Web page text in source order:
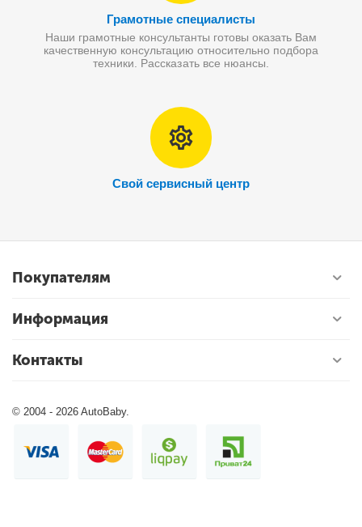
Грамотные специалисты
Наши грамотные консультанты готовы оказать Вам
качественную консультацию относительно подбора
техники. Рассказать все нюансы.
Свой сервисный центр
Покупателям
Информация
Контакты
© 2004 - 2026 AutoBaby.